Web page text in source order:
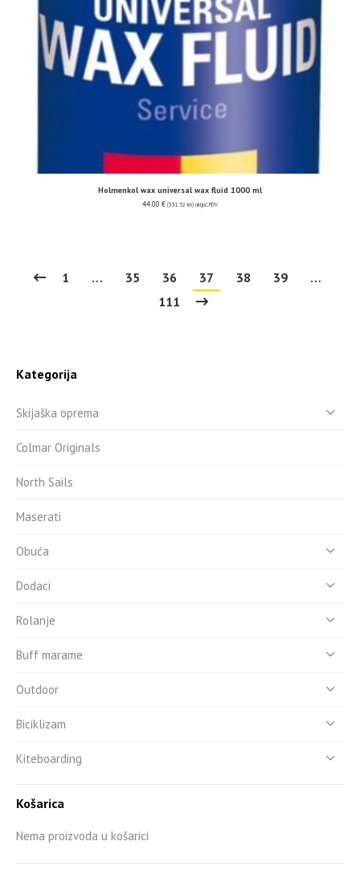
Holmenkol wax universal wax fluid 1000 ml
44.00 € (331.52 kn) uključ. PDV
1 … 35 36 37 38 39
…
111
Kategorija
Skijaška oprema
Colmar Originals
North Sails
Maserati
Obuća
Dodaci
Rolanje
Buff marame
Outdoor
Biciklizam
Kiteboarding
Košarica
Nema proizvoda u košarici